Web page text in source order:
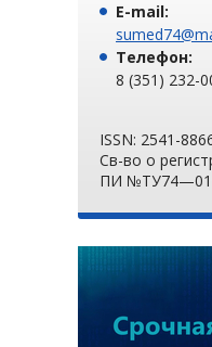
E-mail:
Телефон:
8 (351) 232-
ISSN: 2541-
Св-во о
ПИ